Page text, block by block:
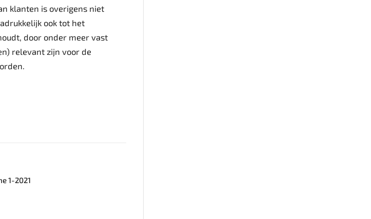
klanten is overigens niet
ook tot het
door onder meer vast
relevant zijn voor de
1-2021